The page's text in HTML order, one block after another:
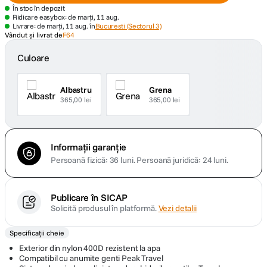
8. ulanzi
9. insta 360
10 godox
În stoc în depozit
Ridicare easybox: de marți, 11 aug.
Livrare: de marți, 11 aug. înBucuresti (Sectorul 3)
Vândut și livrat deF64
Culoare
Albastru
365,00 lei
Grena
365,00 lei
Informații garanție
Persoană fizică: 36 luni.Persoană juridică: 24 luni.
Publicare în SICAP
Solicită produsul în platformă.Vezi detalii
Specificații cheie
Exterior din nylon 400D rezistent la apa
Compatibil cu anumite genti Peak Travel